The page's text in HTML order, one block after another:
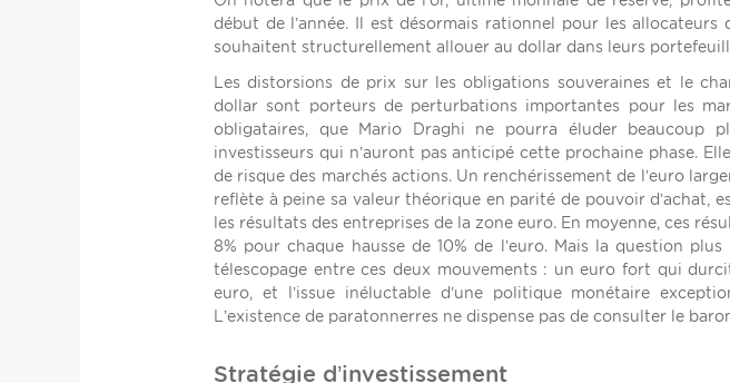
début de l’année. Il est désormais rationnel pour les allocateurs
souhaitent structurellement allouer au dollar dans leurs
Les distorsions de prix sur les obligations souveraines et le
dollar sont porteurs de perturbations importantes pour les
obligataires, que Mario Draghi ne pourra éluder beaucoup
investisseurs qui n’auront pas anticipé cette prochaine phase.
de risque des marchés actions. Un renchérissement de l’euro
reflète à peine sa valeur théorique en parité de pouvoir d’achat,
les résultats des entreprises de la zone euro. En moyenne, ces
8% pour chaque hausse de 10% de l’euro. Mais la question
télescopage entre ces deux mouvements : un euro fort qui
euro, et l’issue inéluctable d’une politique monétaire
L’existence de paratonnerres ne dispense pas de consulter le
Stratégie d’investissement